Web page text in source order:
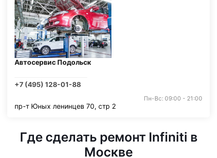
Автосервис Подольск
+7 (495) 128-01-88
Пн-Вс: 09:00 - 21:00
пр-т Юных ленинцев 70, стр 2
Где сделать ремонт Infiniti в
Москве